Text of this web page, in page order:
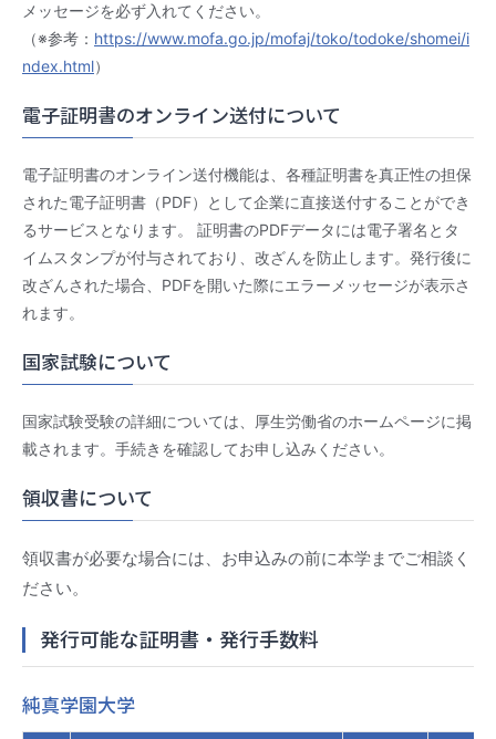
メッセージを必ず入れてください。
（※参考： https://www.mofa.go.jp/mofaj/toko/todoke/shomei/i
ndex.html）
電子証明書のオンライン送付について
電子証明書のオンライン送付機能は、各種証明書を真正性の担保
された電子証明書（PDF）として企業に直接送付することができ
るサービスとなります。 証明書のPDFデータには電子署名とタ
イムスタンプが付与されており、改ざんを防止します。発行後に
改ざんされた場合、PDFを開いた際にエラーメッセージが表示さ
れます。
国家試験について
国家試験受験の詳細については、厚生労働省のホームページに掲
載されます。手続きを確認してお申し込みください。
領収書について
領収書が必要な場合には、お申込みの前に本学までご相談く
ださい。
発行可能な証明書・発行手数料
純真学園大学